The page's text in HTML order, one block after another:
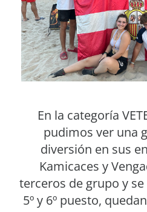
En la categoría
pudimos ver una
diversión en sus
Kamicaces y
terceros de grupo y
5º y 6º puesto,